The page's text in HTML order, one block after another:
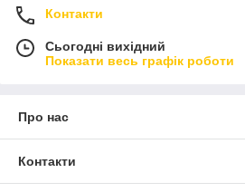
Контакти
Сьогодні вихідний
Показати весь графік роботи
Про нас
Контакти